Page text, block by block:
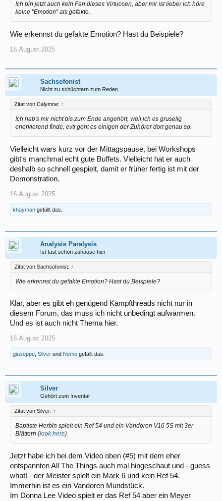
Ich bin jetzt auch kein Fan dieses Virtuosen, aber mir ist lieber ich höre
keine "Emotion" als gefakte.
Wie erkennst du gefakte Emotion? Hast du Beispiele?
16.August.2025
Sachsofonist
Nicht zu schüchtern zum Reden
Zitat von Calymne: ↑
Ich hab's mir nicht bis zum Ende angehört, weil ich es gruselig
enervierend finde, evtl geht es einigen der Zuhörer dort genau so.
Vielleicht wars kurz vor der Mittagspause, bei Workshops
gibt's manchmal echt gute Buffets. Vielleicht hat er auch
deshalb so schnell gespielt, damit er früher fertig ist mit der
Demonstration.
16.August.2025
khayman gefällt das.
Analysis Paralysis
Ist fast schon zuhause hier
Zitat von Sachsofonist: ↑
Wie erkennst du gefakte Emotion? Hast du Beispiele?
Klar, aber es gibt eh genügend Kampfthreads nicht nur in
diesem Forum, das muss ich nicht unbedingt aufwärmen.
Und es ist auch nicht Thema hier.
16.August.2025
giuseppe Silver und Nemo gefällt das.
Silver
Gehört zum Inventar
Zitat von Silver: ↑
Baptiste Herbin spielt ein Ref 54 und ein Vandoren V16 5S mit 3er
Blättern (look here)
Jetzt habe ich bei dem Video oben (#5) mit dem eher
entspannten All The Things auch mal hingeschaut und - guess
what! - der Meister spielt ein Mark 6 und kein Ref 54.
Immerhin ist es ein Vandoren Mundstück.
Im Donna Lee Video spielt er das Ref 54 aber ein Meyer